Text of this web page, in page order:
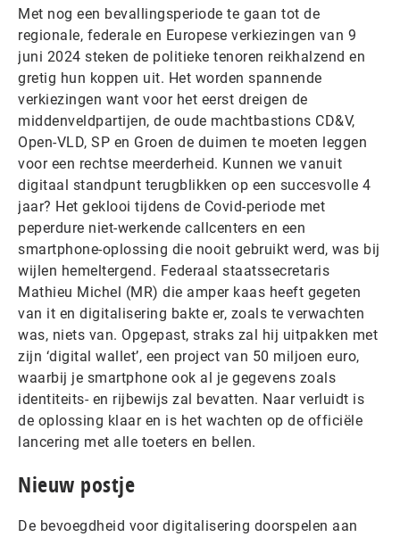
Met nog een bevallingsperiode te gaan tot de
regionale, federale en Europese verkiezingen van 9
juni 2024 steken de politieke tenoren reikhalzend en
gretig hun koppen uit. Het worden spannende
verkiezingen want voor het eerst dreigen de
middenveldpartijen, de oude machtbastions CD&V,
Open-VLD, SP en Groen de duimen te moeten leggen
voor een rechtse meerderheid. Kunnen we vanuit
digitaal standpunt terugblikken op een succesvolle 4
jaar? Het geklooi tijdens de Covid-periode met
peperdure niet-werkende callcenters en een
smartphone-oplossing die nooit gebruikt werd, was bij
wijlen hemeltergend. Federaal staatssecretaris
Mathieu Michel (MR) die amper kaas heeft gegeten
van it en digitalisering bakte er, zoals te verwachten
was, niets van. Opgepast, straks zal hij uitpakken met
zijn ‘digital wallet’, een project van 50 miljoen euro,
waarbij je smartphone ook al je gegevens zoals
identiteits- en rijbewijs zal bevatten. Naar verluidt is
de oplossing klaar en is het wachten op de officiële
lancering met alle toeters en bellen.
Nieuw postje
De bevoegdheid voor digitalisering doorspelen aan